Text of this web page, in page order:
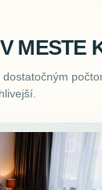
MESTE